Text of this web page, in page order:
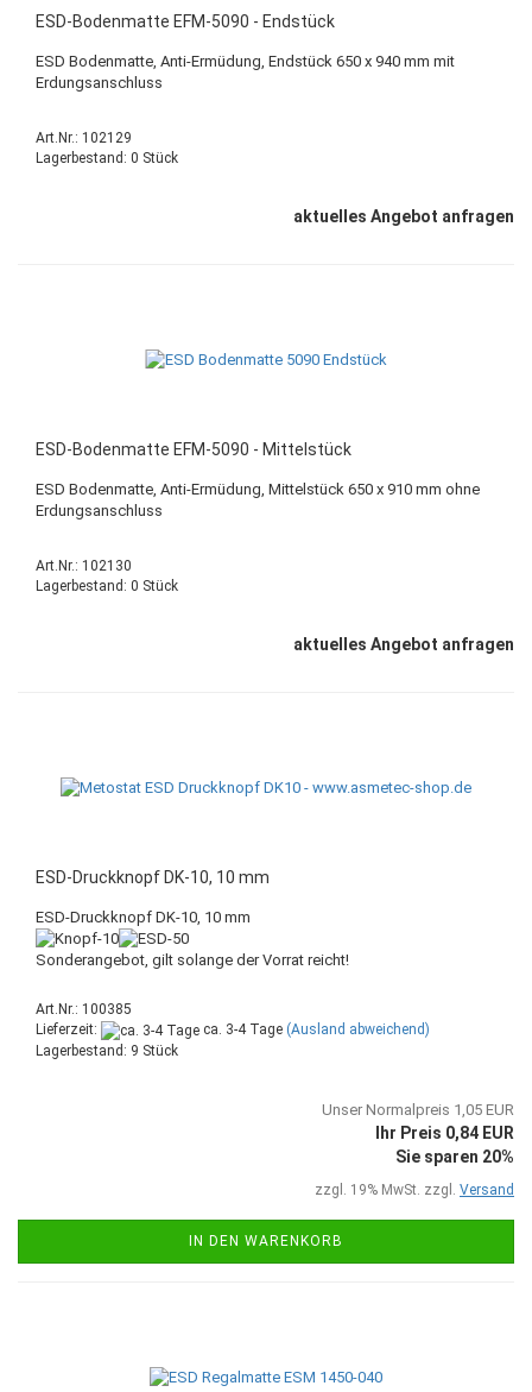
ESD-Bodenmatte EFM-5090 - Endstück
ESD Bodenmatte, Anti-Ermüdung, Endstück 650 x 940 mm mit
Erdungsanschluss
Art.Nr.: 102129
Lagerbestand: 0 Stück
aktuelles Angebot anfragen
ESD-Bodenmatte EFM-5090 - Mittelstück
ESD Bodenmatte, Anti-Ermüdung, Mittelstück 650 x 910 mm ohne
Erdungsanschluss
Art.Nr.: 102130
Lagerbestand: 0 Stück
aktuelles Angebot anfragen
ESD-Druckknopf DK-10, 10 mm
ESD-Druckknopf DK-10, 10 mm
Sonderangebot, gilt solange der Vorrat reicht!
Art.Nr.: 100385
Lieferzeit:
ca. 3-4 Tage (Ausland abweichend)
Lagerbestand: 9 Stück
Unser Normalpreis 1,05 EUR
Ihr Preis 0,84 EUR
Sie sparen 20%
zzgl. 19% MwSt. zzgl. Versand
IN DEN WARENKORB